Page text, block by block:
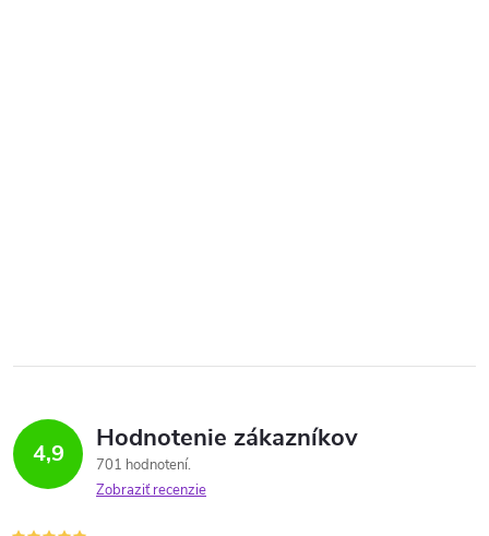
4,9 Hodnotenie zákazníkov
701 hodnotení
Zobraziť recenzie